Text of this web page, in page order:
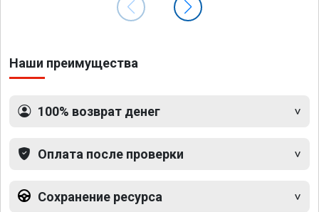
Наши преимущества
100% возврат денег
Оплата после проверки
Сохранение ресурса